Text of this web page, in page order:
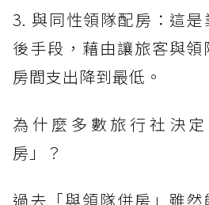
3. 與同性領隊配房：這
後手段，藉由讓旅客與
房間支出降到最低。
為什麼多數旅行社決
房」？
過去「與領隊併房」雖然